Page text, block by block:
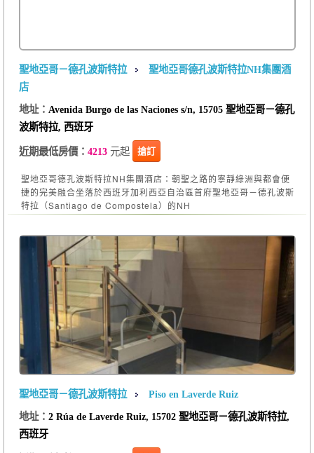
聖地亞哥－德孔波斯特拉
聖地亞哥德孔波斯特拉NH集團酒
店
地址： Avenida Burgo de las Naciones s/n, 15705 聖地亞哥－德孔
波斯特拉, 西班牙
近期最低房價： 4213元起 搶訂
聖地亞哥德孔波斯特拉NH集團酒店：朝聖之路的寧靜綠洲與都會便
捷的完美融合坐落於西班牙加利西亞自治區首府聖地亞哥－德孔波斯
特拉（Santiago de Compostela）的NH
聖地亞哥－德孔波斯特拉
Piso en Laverde Ruiz
地址： 2 Rúa de Laverde Ruiz, 15702 聖地亞哥－德孔波斯特拉,
西班牙